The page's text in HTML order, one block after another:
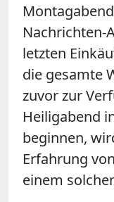
Nachrichten-
letzten
die gesamte
zuvor zur
Heiligabend
beginnen,
Erfahrung
einem